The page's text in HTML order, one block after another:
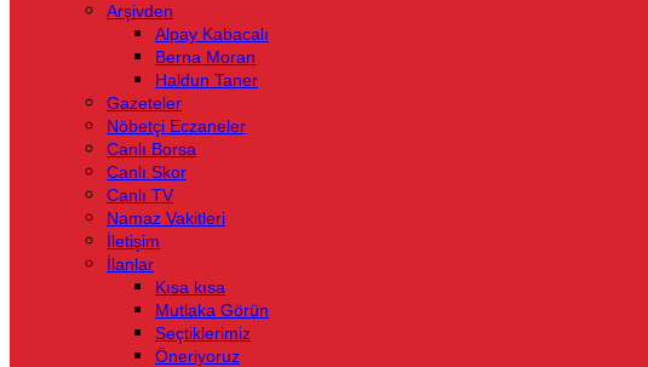
Arşivden
Alpay Kabacalı
Berna Moran
Haldun Taner
Gazeteler
Nöbetçi Eczaneler
Canlı Borsa
Canlı Skor
Canlı TV
Namaz Vakitleri
İletişim
İlanlar
Kısa kısa
Mutlaka Görün
Seçtiklerimiz
Öneriyoruz